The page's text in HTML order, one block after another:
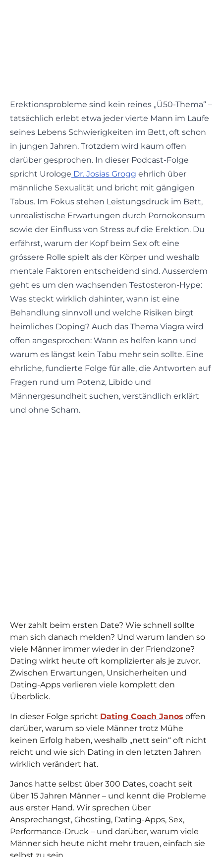
Erektionsprobleme sind kein reines „Ü50-Thema“ –
tatsächlich erlebt etwa jeder vierte Mann im Laufe
seines Lebens Schwierigkeiten im Bett, oft schon
in jungen Jahren. Trotzdem wird kaum offen
darüber gesprochen. In dieser Podcast-Folge
spricht Urologe Dr. Josias Grogg ehrlich über
männliche Sexualität und bricht mit gängigen
Tabus. Im Fokus stehen Leistungsdruck im Bett,
unrealistische Erwartungen durch Pornokonsum
sowie der Einfluss von Stress auf die Erektion. Du
erfährst, warum der Kopf beim Sex oft eine
grössere Rolle spielt als der Körper und weshalb
mentale Faktoren entscheidend sind. Ausserdem
geht es um den wachsenden Testosteron-Hype:
Was steckt wirklich dahinter, wann ist eine
Behandlung sinnvoll und welche Risiken birgt
heimliches Doping? Auch das Thema Viagra wird
offen angesprochen: Wann es helfen kann und
warum es längst kein Tabu mehr sein sollte. Eine
ehrliche, fundierte Folge für alle, die Antworten auf
Fragen rund um Potenz, Libido und
Männergesundheit suchen, verständlich erklärt
und ohne Scham.
Wer zahlt beim ersten Date? Wie schnell sollte
man sich danach melden? Und warum landen so
viele Männer immer wieder in der Friendzone?
Dating wirkt heute oft komplizierter als je zuvor.
Zwischen Erwartungen, Unsicherheiten und
Dating-Apps verlieren viele komplett den
Überblick.
In dieser Folge spricht Dating Coach Janos offen
darüber, warum so viele Männer trotz Mühe
keinen Erfolg haben, weshalb „nett sein“ oft nicht
reicht und wie sich Dating in den letzten Jahren
wirklich verändert hat.
Janos hatte selbst über 300 Dates, coacht seit
über 15 Jahren Männer – und kennt die Probleme
aus erster Hand. Wir sprechen über
Ansprechangst, Ghosting, Dating-Apps, Sex,
Performance-Druck – und darüber, warum viele
Männer sich heute nicht mehr trauen, einfach sie